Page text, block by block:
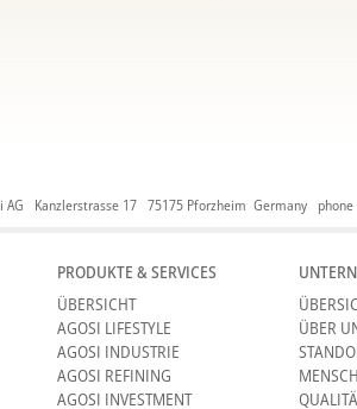
AG Kanzlerstrasse 17 75175 Pforzheim Germany
PRODUKTE & SERVICES
ÜBERSICHT
AGOSI LIFESTYLE
AGOSI INDUSTRIE
AGOSI REFINING
AGOSI INVESTMENT
ÜBER